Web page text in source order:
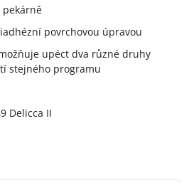
pekárně
povrchovou úpravou
upéct dva různé druhy
stejného programu
Delicca II